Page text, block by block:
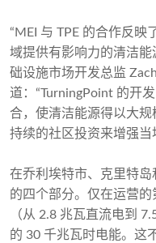
“MEI 与 TPE 的合作反映
域提供有影响力的清洁
础设施市场开发总监
道：“TurningPoint 的开
合，使清洁能源得以大
持续的社区投资来增强当
在乔利埃特市、克里特
的四个部分。仅在运营
（从 2.8 兆瓦直流电到
的 30 千兆瓦时电能。这